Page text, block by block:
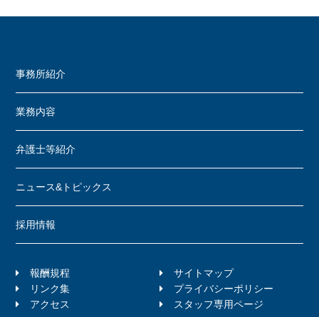
事務所紹介
業務内容
弁護士等紹介
ニュース&トピックス
採用情報
報酬規程
サイトマップ
リンク集
プライバシーポリシー
アクセス
スタッフ専用ページ